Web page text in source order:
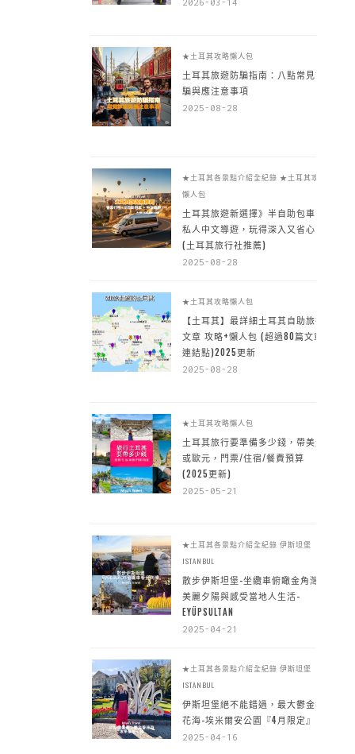
2026-03-14
★土耳其攻略懶人包
土耳其旅遊防騙指南：八點常見詐
騙與應注意事項
2025-08-28
★土耳其各景點介紹全紀錄 ★土耳其攻略
懶人包
土耳其旅遊新選擇》半自助包車 +
私人中文導遊，玩得深入又省心
(土耳其旅行社推薦)
2025-08-28
★土耳其攻略懶人包
【土耳其】最詳細土耳其自助旅行
文章 攻略+懶人包 (超過80篇文章~
連結點)2025更新
2025-08-28
★土耳其攻略懶人包
土耳其旅行要準備多少錢，帶美金
或歐元，門票/住宿/餐費預算
(2025更新)
2025-05-21
★土耳其各景點介紹全紀錄 伊斯坦堡
ISTANBUL
散步伊斯坦堡-坐纜車俯瞰金角灣
美麗夕陽與感受當地人生活-
EYÜPSULTAN
2025-04-21
★土耳其各景點介紹全紀錄 伊斯坦堡
ISTANBUL
伊斯坦堡絕不能錯過，最大鬱金香
花海-埃米爾安公園『4月限定』
2025-04-16